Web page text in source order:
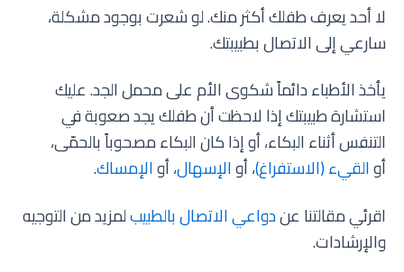
لا أحد يعرف طفلك أكثر منك. لو شعرت بوجود مشكلة،
سارعي إلى الاتصال بطبيبتك.
يأخذ الأطباء دائماً شكوى الأم على محمل الجد. عليك
استشارة طبيبتك إذا لاحظت أن طفلك يجد صعوبة في
التنفس أثناء البكاء، أو إذا كان البكاء مصحوباً بالحمّى،
أوالقيء (الاستفراغ)، أوالإسهال، أوالإمساك.
اقرئي مقالتنا عندواعي الاتصال بالطبيبلمزيد من التوجيه
والإرشادات.